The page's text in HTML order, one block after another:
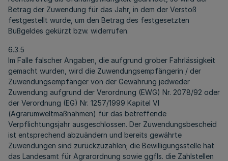
Betrag der Zuwendung für das Jahr, in dem der Verstoß
festgestellt wurde, um den Betrag des festgesetzten
Bußgeldes gekürzt bzw. widerrufen.
6.3.5
Im Falle falscher Angaben, die aufgrund grober Fahrlässigkeit
gemacht wurden, wird die Zuwendungsempfängerin / der
Zuwendungsempfänger von der Gewährung jedweder
Zuwendung aufgrund der Verordnung (EWG) Nr. 2078/92 oder
der Verordnung (EG) Nr. 1257/1999 Kapitel VI
(Agrarumweltmaßnahmen) für das betreffende
Verpflichtungsjahr ausgeschlossen. Der Zuwendungsbescheid
ist entsprechend abzuändern und bereits gewährte
Zuwendungen sind zurückzuzahlen; die Bewilligungsstelle hat
das Landesamt für Agrarordnung sowie ggfls. die Zahlstellen